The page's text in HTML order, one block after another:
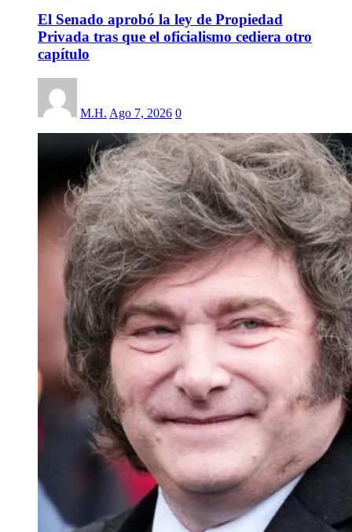
El Senado aprobó la ley de Propiedad
Privada tras que el oficialismo cediera otro
capítulo
M.H. Ago 7, 2026 0